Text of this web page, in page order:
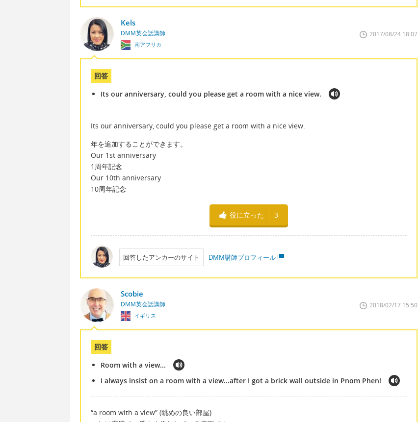
Kels
DMM英会話講師
南アフリカ
2017/08/24 18:07
回答
Its our anniversary, could you please get a room with a nice view.
Its our anniversary, could you please get a room with a nice view.
年を追加することができます。
Our 1st anniversary
1周年記念
Our 10th anniversary
10周年記念
役に立った 3
回答したアンカーのサイト DMM講師プロフィール
Scobie
DMM英会話講師
イギリス
2018/02/17 15:50
回答
Room with a view...
I always insist on a room with a view...after I got a brick wall outside in Pnom Phen!
“a room with a view” (眺めの良い部屋)